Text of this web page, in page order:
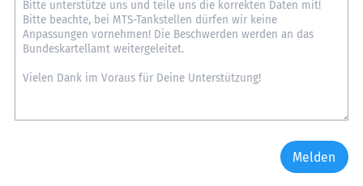
Melden